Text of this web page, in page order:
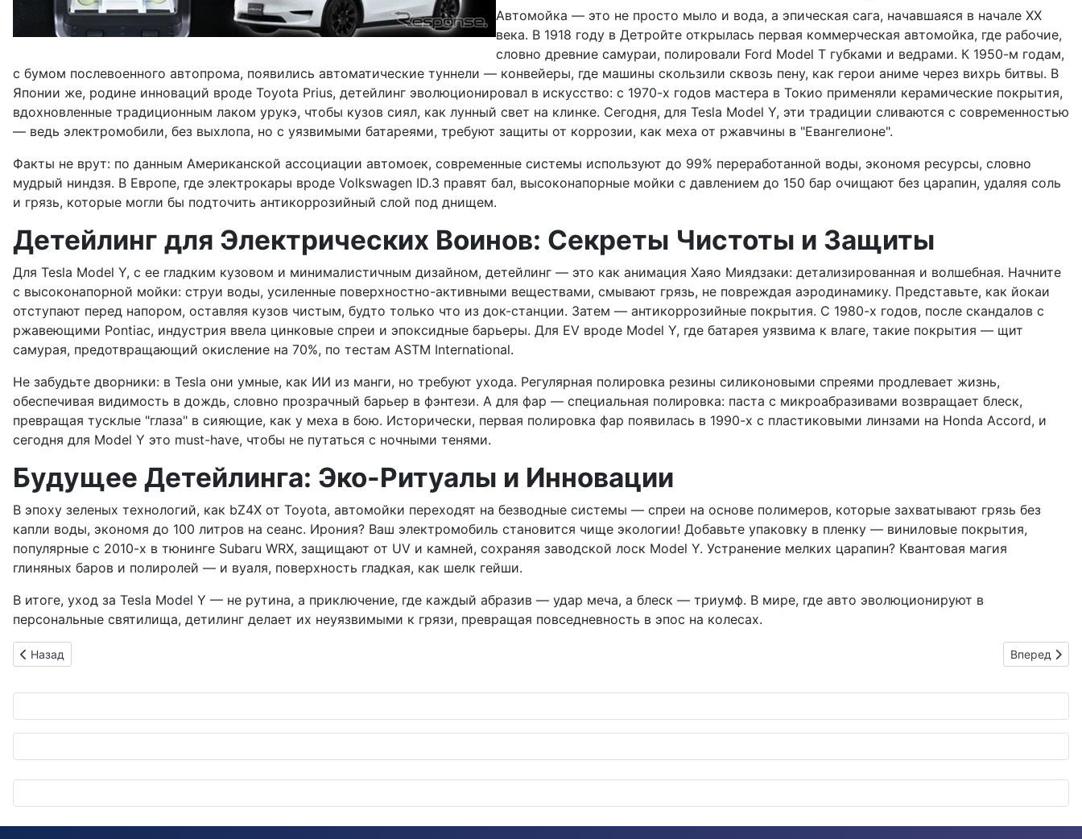
Автомойка — это не просто мыло и вода, а эпическая сага, начавшаяся в начале XX
века. В 1918 году в Детройте открылась первая коммерческая автомойка, где рабочие,
словно древние самураи, полировали Ford Model T губками и ведрами. К 1950-м годам,
с бумом послевоенного автопрома, появились автоматические туннели — конвейеры, где машины скользили сквозь пену, как герои аниме через вихрь битвы. В
Японии же, родине инноваций вроде Toyota Prius, детейлинг эволюционировал в искусство: с 1970-х годов мастера в Токио применяли керамические покрытия,
вдохновленные традиционным лаком урукэ, чтобы кузов сиял, как лунный свет на клинке. Сегодня, для Tesla Model Y, эти традиции сливаются с современностью
— ведь электромобили, без выхлопа, но с уязвимыми батареями, требуют защиты от коррозии, как меха от ржавчины в "Евангелионе".
Факты не врут: по данным Американской ассоциации автомоек, современные системы используют до 99% переработанной воды, экономя ресурсы, словно
мудрый ниндзя. В Европе, где электрокары вроде Volkswagen ID.3 правят бал, высоконапорные мойки с давлением до 150 бар очищают без царапин, удаляя соль
и грязь, которые могли бы подточить антикоррозийный слой под днищем.
Детейлинг для Электрических Воинов: Секреты Чистоты и Защиты
Для Tesla Model Y, с ее гладким кузовом и минималистичным дизайном, детейлинг — это как анимация Хаяо Миядзаки: детализированная и волшебная. Начните
с высоконапорной мойки: струи воды, усиленные поверхностно-активными веществами, смывают грязь, не повреждая аэродинамику. Представьте, как йокаи
отступают перед напором, оставляя кузов чистым, будто только что из док-станции. Затем — антикоррозийные покрытия. С 1980-х годов, после скандалов с
ржавеющими Pontiac, индустрия ввела цинковые спреи и эпоксидные барьеры. Для EV вроде Model Y, где батарея уязвима к влаге, такие покрытия — щит
самурая, предотвращающий окисление на 70%, по тестам ASTM International.
Не забудьте дворники: в Tesla они умные, как ИИ из манги, но требуют ухода. Регулярная полировка резины силиконовыми спреями продлевает жизнь,
обеспечивая видимость в дождь, словно прозрачный барьер в фэнтези. А для фар — специальная полировка: паста с микроабразивами возвращает блеск,
превращая тусклые "глаза" в сияющие, как у меха в бою. Исторически, первая полировка фар появилась в 1990-х с пластиковыми линзами на Honda Accord, и
сегодня для Model Y это must-have, чтобы не путаться с ночными тенями.
Будущее Детейлинга: Эко-Ритуалы и Инновации
В эпоху зеленых технологий, как bZ4X от Toyota, автомойки переходят на безводные системы — спреи на основе полимеров, которые захватывают грязь без
капли воды, экономя до 100 литров на сеанс. Ирония? Ваш электромобиль становится чище экологии! Добавьте упаковку в пленку — виниловые покрытия,
популярные с 2010-х в тюнинге Subaru WRX, защищают от UV и камней, сохраняя заводской лоск Model Y. Устранение мелких царапин? Квантовая магия
глиняных баров и полиролей — и вуаля, поверхность гладкая, как шелк гейши.
В итоге, уход за Tesla Model Y — не рутина, а приключение, где каждый абразив — удар меча, а блеск — триумф. В мире, где авто эволюционируют в
персональные святилища, детилинг делает их неуязвимыми к грязи, превращая повседневность в эпос на колесах.
Предыдущий: Tesla Model Y Performance обзаводится агрессивным аэрокитом: Unplugged Performance добавляет перца в электрический кроссовер
Назад Следующий:
Вперед